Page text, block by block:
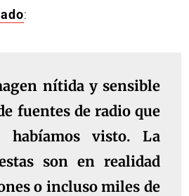
:
nítida y sensible
fuentes de radio que
habíamos visto. La
son en realidad
o incluso miles de